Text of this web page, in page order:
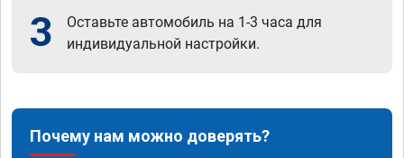
3
Оставьте автомобиль на 1-3 часа для
индивидуальной настройки.
Почему нам можно доверять?